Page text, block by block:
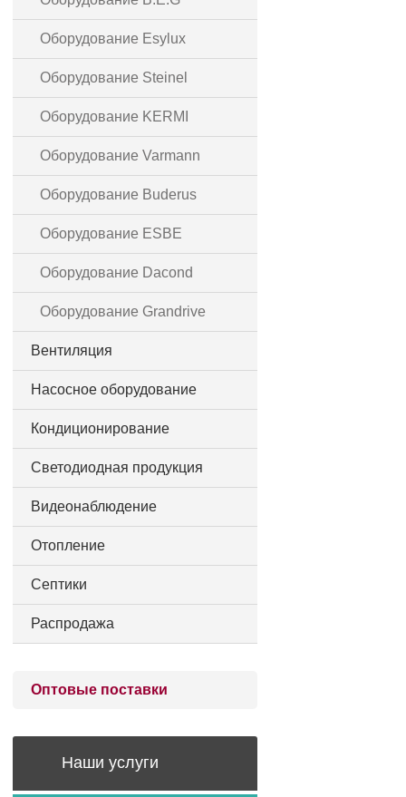
Оборудование Esylux
Оборудование Steinel
Оборудование KERMI
Оборудование Varmann
Оборудование Buderus
Оборудование ESBE
Оборудование Dacond
Оборудование Grandrive
Вентиляция
Насосное оборудование
Кондиционирование
Светодиодная продукция
Видеонаблюдение
Отопление
Септики
Распродажа
Оптовые поставки
Наши услуги